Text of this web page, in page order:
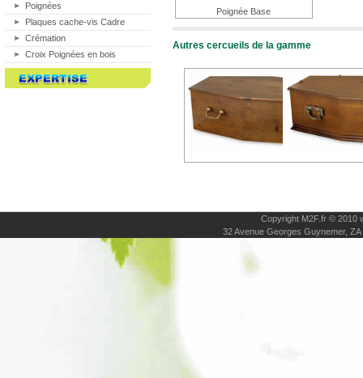
Poignées
Plaques cache-vis Cadre
Crémation
Croix Poignées en bois
Poignée Base
Autres cercueils de la gamme
Copyright M2F.fr © 2010
32 Avenue Georges Guynemer,